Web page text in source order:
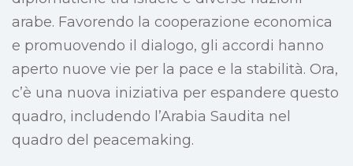
arabe. Favorendo la cooperazione economica
e promuovendo il dialogo, gli accordi hanno
aperto nuove vie per la pace e la stabilità. Ora,
c’è una nuova iniziativa per espandere questo
quadro, includendo l’Arabia Saudita nel
quadro del peacemaking.